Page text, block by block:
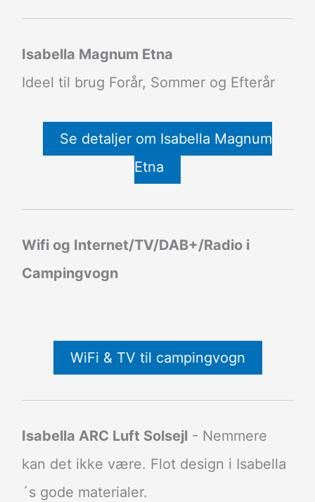
Isabella Magnum Etna
Ideel til brug Forår, Sommer og Efterår
Se detaljer om Isabella Magnum
Etna
Wifi og Internet/TV/DAB+/Radio i
Campingvogn
WiFi & TV til campingvogn
Isabella ARC Luft Solsejl- Nemmere
kan det ikke være. Flot design i Isabella
´s gode materialer.